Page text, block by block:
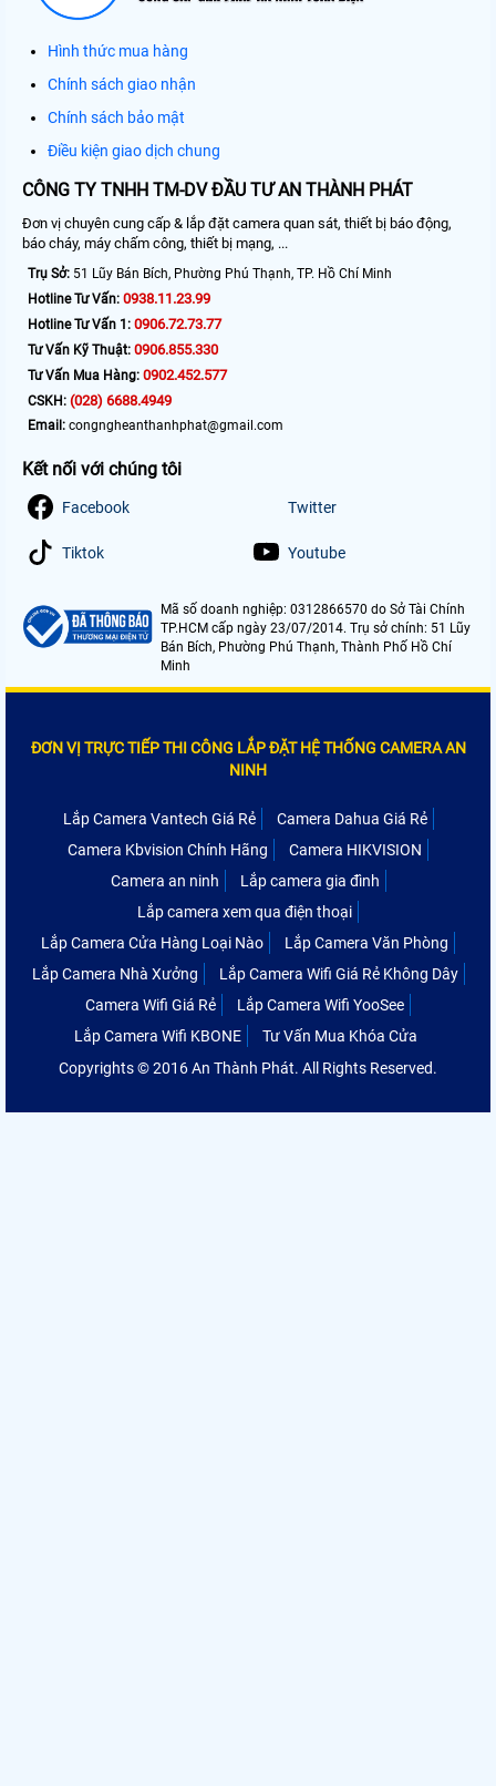
Hình thức mua hàng
Chính sách giao nhận
Chính sách bảo mật
Điều kiện giao dịch chung
CÔNG TY TNHH TM-DV ĐẦU TƯ AN THÀNH PHÁT
Đơn vị chuyên cung cấp & lắp đặt camera quan sát, thiết bị báo động,
báo cháy, máy chấm công, thiết bị mạng, ...
Trụ Sở: 51 Lũy Bán Bích, Phường Phú Thạnh, TP. Hồ Chí Minh
Hotline Tư Vấn: 0938.11.23.99
Hotline Tư Vấn 1: 0906.72.73.77
Tư Vấn Kỹ Thuật: 0906.855.330
Tư Vấn Mua Hàng: 0902.452.577
CSKH: (028) 6688.4949
Email: congngheanthanhphat@gmail.com
Kết nối với chúng tôi
Facebook Twitter
Tiktok Youtube
Mã số doanh nghiệp: 0312866570 do Sở Tài Chính
TP.HCM cấp ngày 23/07/2014. Trụ sở chính: 51 Lũy
Bán Bích, Phường Phú Thạnh, Thành Phố Hồ Chí
Minh
ĐƠN VỊ TRỰC TIẾP THI CÔNG LẮP ĐẶT HỆ THỐNG CAMERA AN
NINH
Lắp Camera Vantech Giá Rẻ
Camera Dahua Giá Rẻ
Camera Kbvision Chính Hãng
Camera HIKVISION
Camera an ninh
Lắp camera gia đình
Lắp camera xem qua điện thoại
Lắp Camera Cửa Hàng Loại Nào
Lắp Camera Văn Phòng
Lắp Camera Nhà Xưởng
Lắp Camera Wifi Giá Rẻ Không Dây
Camera Wifi Giá Rẻ
Lắp Camera Wifi YooSee
Lắp Camera Wifi KBONE
Tư Vấn Mua Khóa Cửa
Copyrights © 2016 An Thành Phát. All Rights Reserved.